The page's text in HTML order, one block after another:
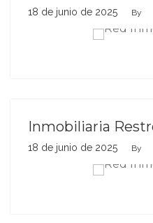
18 de junio de 2025 By
Inmobiliaria
18 de junio de 2025 By